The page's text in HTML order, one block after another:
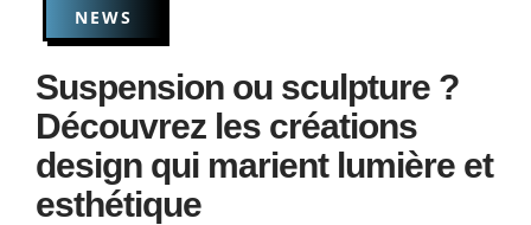
NEWS
Suspension ou sculpture ?
Découvrez les créations
design qui marient lumière et
esthétique